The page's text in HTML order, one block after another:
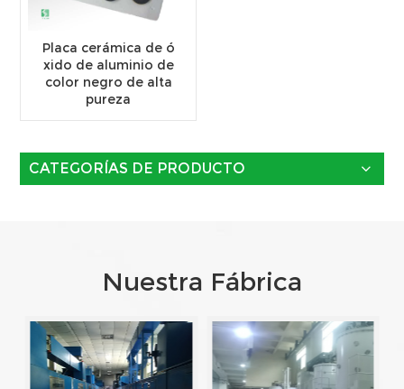
Placa cerámica de ó
xido de aluminio de
color negro de alta
pureza
CATEGORÍAS DE PRODUCTO
Nuestra Fábrica